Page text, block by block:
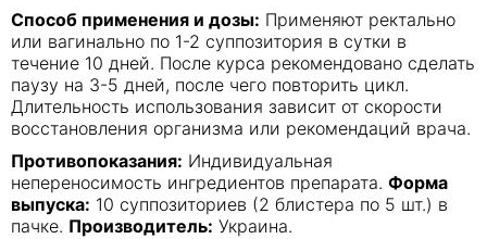
Способ применения и дозы: Применяют ректально
или вагинально по 1-2 суппозитория в сутки в
течение 10 дней. После курса рекомендовано сделать
паузу на 3-5 дней, после чего повторить цикл.
Длительность использования зависит от скорости
восстановления организма или рекомендаций врача.
Противопоказания: Индивидуальная
непереносимость ингредиентов препарата. Форма
выпуска: 10 суппозиториев (2 блистера по 5 шт.) в
пачке. Производитель: Украина.